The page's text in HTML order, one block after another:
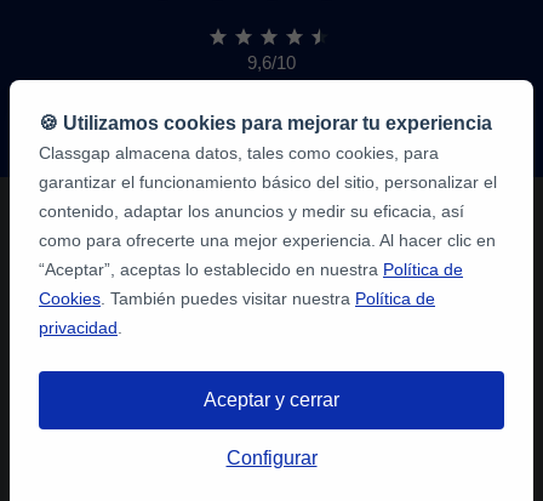
9,6/10
1,339,284
de
alumnos
🍪 Utilizamos cookies para mejorar tu experiencia
Classgap almacena datos, tales como cookies, para
garantizar el funcionamiento básico del sitio, personalizar el
contenido, adaptar los anuncios y medir su eficacia, así
como para ofrecerte una mejor experiencia. Al hacer clic en
“Aceptar”, aceptas lo establecido en nuestra Política de
Cookies . También puedes visitar nuestra Política de
privacidad
Aceptar y cerrar
Configurar